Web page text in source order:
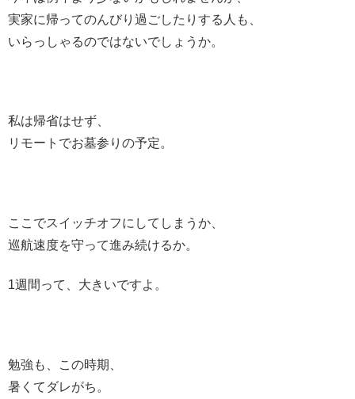
実家に帰ってのんびり過ごしたりする人も、
いらっしゃるのではないでしょうか。
私は帰省はせず、
リモートでお墓参りの予定。
ここでスイッチオフにしてしまうか、
巡航速度を守って進み続けるか。
1週間って、大きいですよ。
勉強も、この時期、
暑くてダレがち。